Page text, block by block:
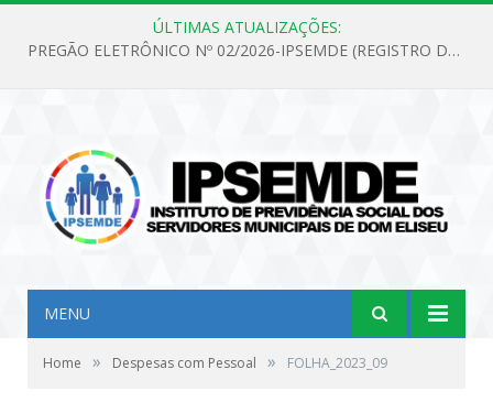
ÚLTIMAS ATUALIZAÇÕES:
PREGÃO ELETRÔNICO Nº 02/2026-IPSEMDE (REGISTRO DE PREÇOS PARA FUTURA E EVENTUAL AQUISIÇÃO DE MATERIAL DE LIMPEZA E GÊNEROS ALIMENTÍCIOS PARA ATENDER AS NECESSIDADES DO INSTITUTO DE PREVIDÊNCIA SOCIAL DOS SERVIDORES MUNICIPAIS DE DOM ELISEU.)
MENU
Home » Despesas com Pessoal » FOLHA_2023_09